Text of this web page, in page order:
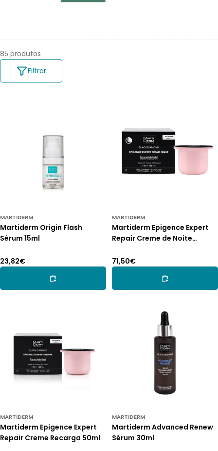
85 produtos
Filtrar
MARTIDERM
Martiderm Origin Flash
Sérum 15ml
Preço
normal
23,82€
Adicionar Ao Carrinho
MARTIDERM
Martiderm Epigence Expert
Repair Creme de Noite
Preço
normal
71,50€
Adicionar Ao
MARTIDERM
Martiderm Epigence Expert
Repair Creme Recarga 50ml
MARTIDERM
Martiderm Advanced Renew
Sérum 30ml